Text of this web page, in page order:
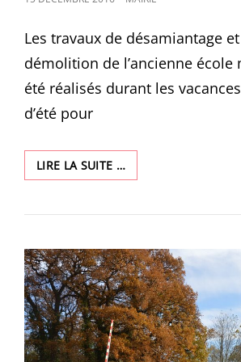
Les travaux de désamiantage
démolition de l’ancienne
été réalisés durant les
d’été pour
LIRE LA SUITE …NOUVELLE
ÉCOLE